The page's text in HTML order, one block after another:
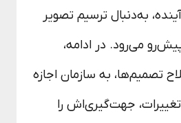
به‌دنبال ترسیم تصویر
می‌رود. در ادامه،
تصمیم‌ها، به سازمان اجازه
جهت‌گیری‌اش را